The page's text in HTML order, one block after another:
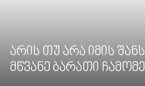
არის თუ არა იმის
მწვანე ბარათი